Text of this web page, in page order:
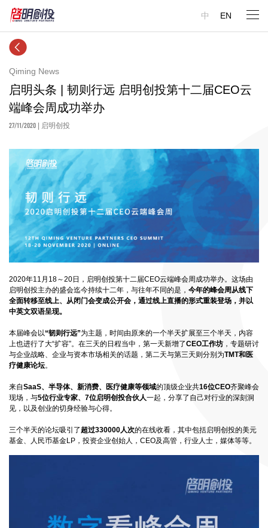
中 EN
Qiming News
启明头条 | 韧则行远 启明创投第十二届CEO云
端峰会周成功举办
27/11/2020 | 启明创投
2020年11月18～20日，启明创投第十二届CEO云端峰会周成功举办。这场由
启明创投主办的盛会迄今持续十二年，与往年不同的是， 今年的峰会周从线下
全面转移至线上、从闭门会变成公开会，通过线上直播的形式重装登场，并以
中英文双语呈现。
本届峰会以“韧则行远”为主题，时间由原来的一个半天扩展至三个半天，内容
上也进行了大“扩容”。在三天的日程当中，第一天新增了CEO工作坊 ，专题研讨
与企业战略、企业与资本市场相关的话题，第二天与第三天则分别为TMT和医
疗健康论坛。
来自SaaS、半导体、新消费、医疗健康等领域的顶级企业共16位CEO齐聚峰会
现场，与5位行业专家、7位启明创投合伙人一起，分享了自己对行业的深刻洞
见，以及创业的切身经验与心得。
三个半天的论坛吸引了超过330000人次的在线收看，其中包括启明创投的美元
基金、人民币基金LP，投资企业创始人，CEO及高管，行业人士，媒体等等。